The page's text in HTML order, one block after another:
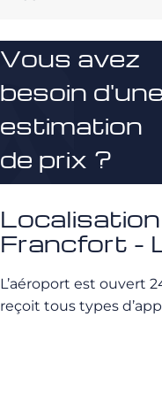
Vous avez
besoin d'une
estimation
de prix ?
Francfort -
L’aéroport est ouvert
reçoit tous types